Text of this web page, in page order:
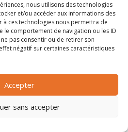
nous utilisons des technologies
et/ou accéder aux informations des
à ces technologies nous permettra de
le comportement de navigation ou les ID
pas consentir ou de retirer son
négatif sur certaines caractéristiques
Accepter
sans accepter
alimentaires